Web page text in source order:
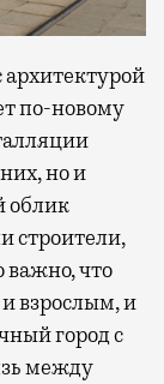
по-новому
но и
облик
строители,
что
взрослым, и
город с
между